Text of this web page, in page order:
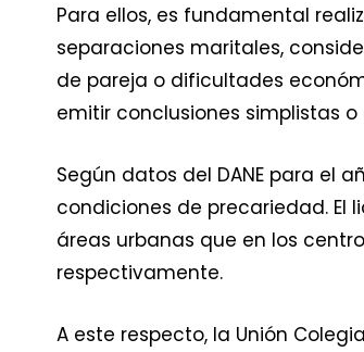
Para ellos, es fundamental
separaciones maritales,
de pareja o dificultades
emitir conclusiones simplistas
Según datos del DANE para el
condiciones de precariedad. El
áreas urbanas que en los
respectivamente.
A este respecto, la Unión